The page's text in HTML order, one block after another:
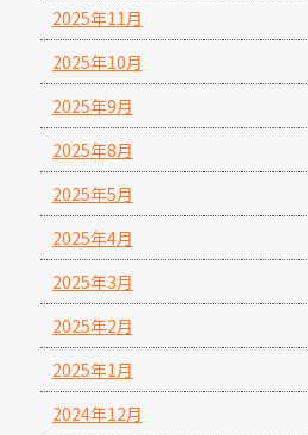
2025年11月
2025年10月
2025年9月
2025年8月
2025年5月
2025年4月
2025年3月
2025年2月
2025年1月
2024年12月